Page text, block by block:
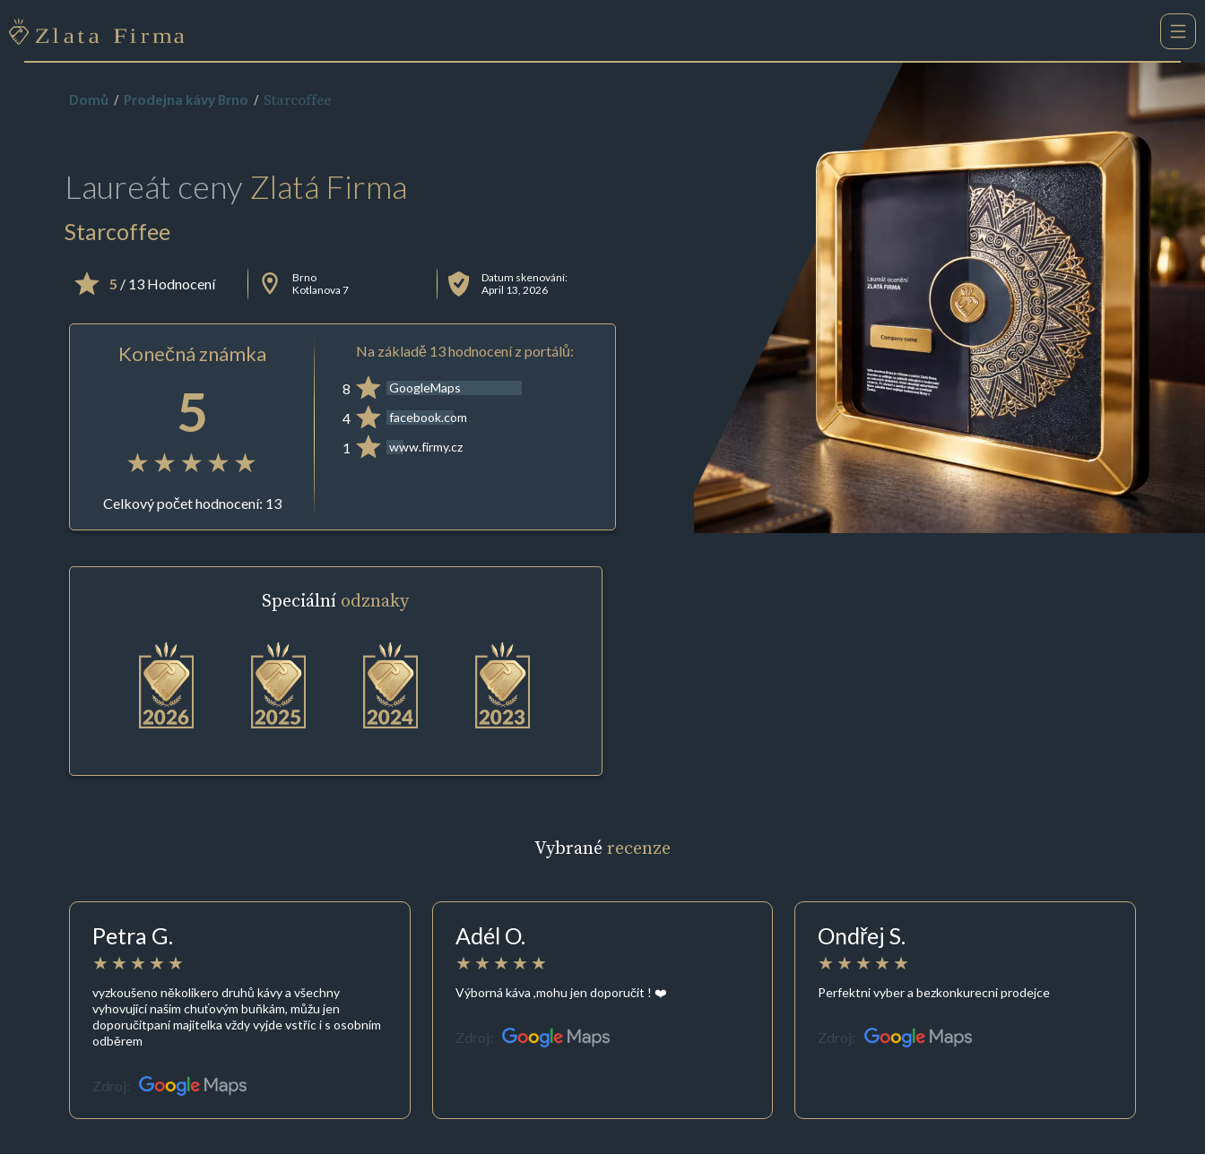
Domů Prodejna kávy Brno Starcoffee
Laureát ceny Zlatá Firma
Starcoffee
5 / 13 Hodnocení
Brno
Kotlanova 7
Datum skenování:
April 13, 2026
Konečná známka
5
Celkový počet hodnocení: 13
Na základě 13 hodnocení z portálů:
8 GoogleMaps
4 facebook.com
1 www.firmy.cz
Speciální odznaky
Vybrané recenze
Petra G.
vyzkoušeno několikero druhů kávy a všechny
vyhovující našim chuťovým buňkám, můžu jen
doporučitpaní majitelka vždy vyjde vstříc i s osobním
odběrem
Zdroj:
Adél O.
Výborná káva ,mohu jen doporučit ! ❤️
Zdroj:
Ondřej S.
Perfektni vyber a bezkonkurecni prodejce
Zdroj: